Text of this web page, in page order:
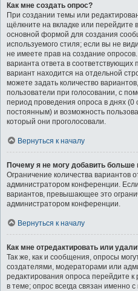
Как мне создать опрос?
При создании темы или
щёлкните на вкладке или перейдите
основной формой для создания
используемого стиля; если вы не
не имеете прав на создание
варианта ответа в соответствующих
вариант находится на отдельной
можете задать количество
пользователи при голосовании, с
период проведения опроса в днях (0
постоянным) и возможность
который они проголосовали.
Вернуться к началу
Почему я не могу добавить больше
Ограничение количества вариантов
администратором конференции.
вариантов, превышающее это
администратором конференции.
Вернуться к началу
Как мне отредактировать или
Так же, как и сообщения, опросы
создателями, модераторами или
редактирования опроса перейдите
в теме; опрос всегда связан именно